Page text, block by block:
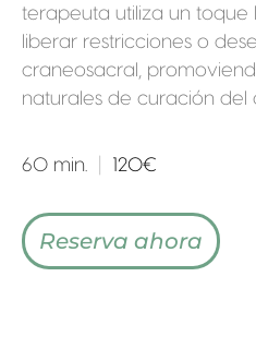
terapeuta utiliza un
liberar restricciones o
craneosacral,
naturales de curación del
60 min. 120€
Reserva ahora